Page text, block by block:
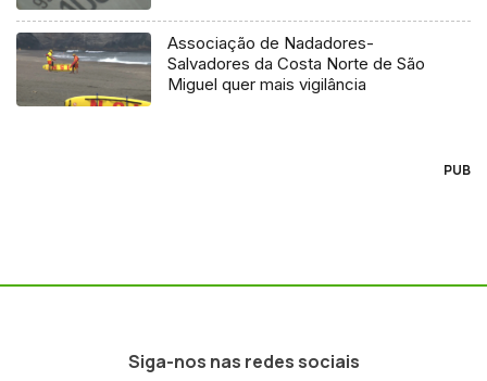
Associação de Nadadores-
Salvadores da Costa Norte de São
Miguel quer mais vigilância
PUB
Siga-nos nas redes sociais